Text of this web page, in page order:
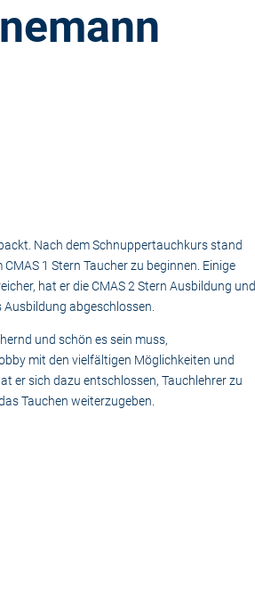
Nach dem Schnuppertauchkurs stand
1 Stern Taucher zu beginnen. Einige
hat er die CMAS 2 Stern Ausbildung und
Ausbildung abgeschlossen.
und schön es sein muss,
mit den vielfältigen Möglichkeiten und
er sich dazu entschlossen, Tauchlehrer zu
Tauchen weiterzugeben.